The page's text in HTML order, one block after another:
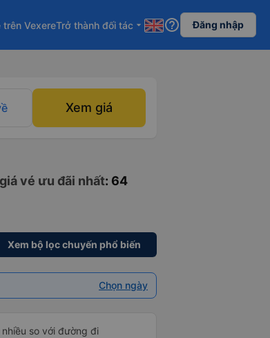
trên VexereTrở thành đối tác arrow_drop_down help_outline Đăng nhập
Xem giá
vé ưu đãi nhất: 64
Xem bộ lọc chuyến phổ biến
Chọn ngày
so với đường đi